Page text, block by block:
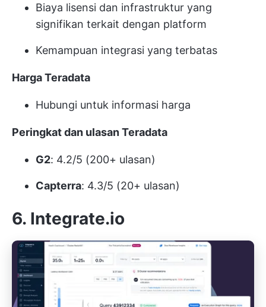
Biaya lisensi dan infrastruktur yang
signifikan terkait dengan platform
Kemampuan integrasi yang terbatas
Harga Teradata
Hubungi untuk informasi harga
Peringkat dan ulasan Teradata
G2: 4.2/5 (200+ ulasan)
Capterra: 4.3/5 (20+ ulasan)
6. Integrate.io